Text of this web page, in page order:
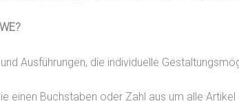
n
e
Ausführungen, die individuelle
einen Buchstaben oder Zahl aus um alle